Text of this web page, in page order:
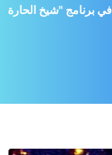
برنامج "شيخ الحارة